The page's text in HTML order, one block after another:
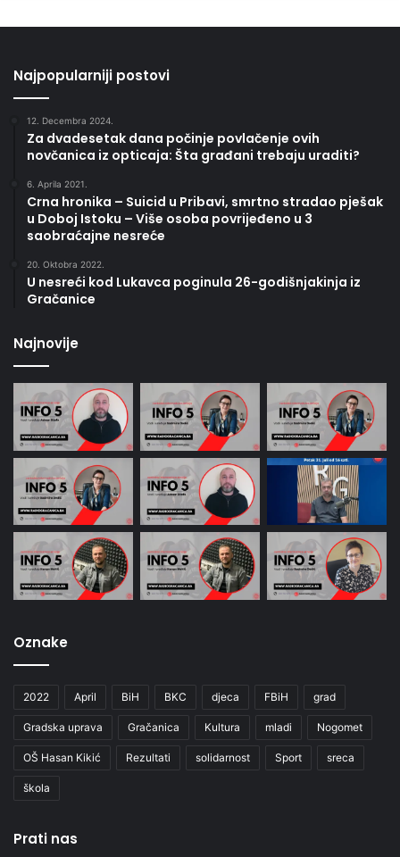
Najpopularniji postovi
12. Decembra 2024.
Za dvadesetak dana počinje povlačenje ovih
novčanica iz opticaja: Šta građani trebaju uraditi?
6. Aprila 2021.
Crna hronika – Suicid u Pribavi, smrtno stradao pješak
u Doboj Istoku – Više osoba povrijeđeno u 3
saobraćajne nesreće
20. Oktobra 2022.
U nesreći kod Lukavca poginula 26-godišnjakinja iz
Gračanice
Najnovije
Oznake
2022 April BiH BKC djeca FBiH grad
Gradska uprava Gračanica Kultura mladi Nogomet
OŠ Hasan Kikić Rezultati solidarnost Sport sreca
škola
Prati nas